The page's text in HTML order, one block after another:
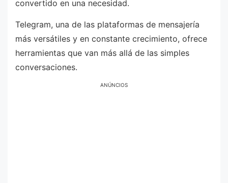
convertido en una necesidad.
Telegram, una de las plataformas de mensajería
más versátiles y en constante crecimiento, ofrece
herramientas que van más allá de las simples
conversaciones.
ANÚNCIOS